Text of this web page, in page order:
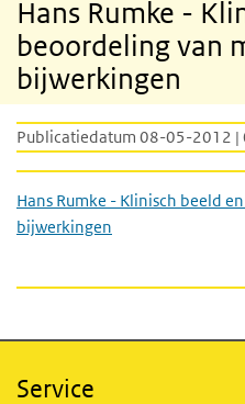
Hans Rumke -
beoordeling van
bijwerkingen
Publicatiedatum 08-05-2012 |
Hans Rumke - Klinisch beeld
bijwerkingen
Service